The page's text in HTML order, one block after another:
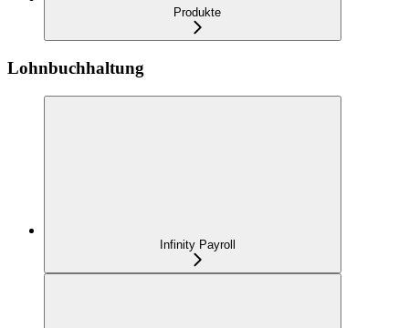
Produkte
Lohnbuchhaltung
Infinity Payroll